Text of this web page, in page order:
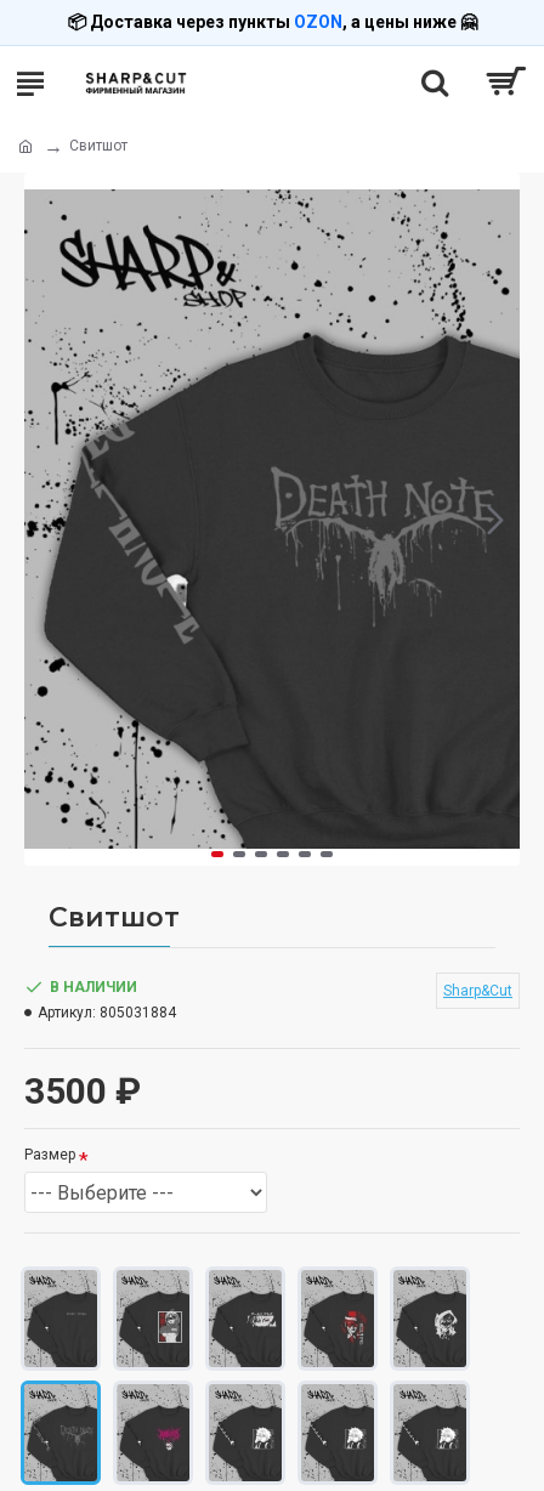
📦 Доставка через пункты OZON , а цены ниже 🤗
Свитшот
Свитшот
3500 ₽
В НАЛИЧИИ
Артикул: 805031884
Sharp&Cut
Размер